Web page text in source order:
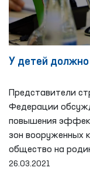
У детей
Представители
Федерации
повышения
зон вооруженных
общество на
26.03.2021